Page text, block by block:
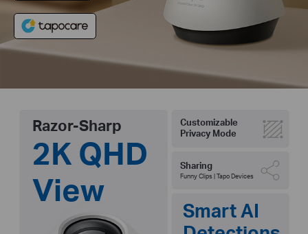
Razor-Sharp
2K QHD
View
Customizable
Privacy Mode
Sharing
Funny Clips | Tapo Devices
Smart AI